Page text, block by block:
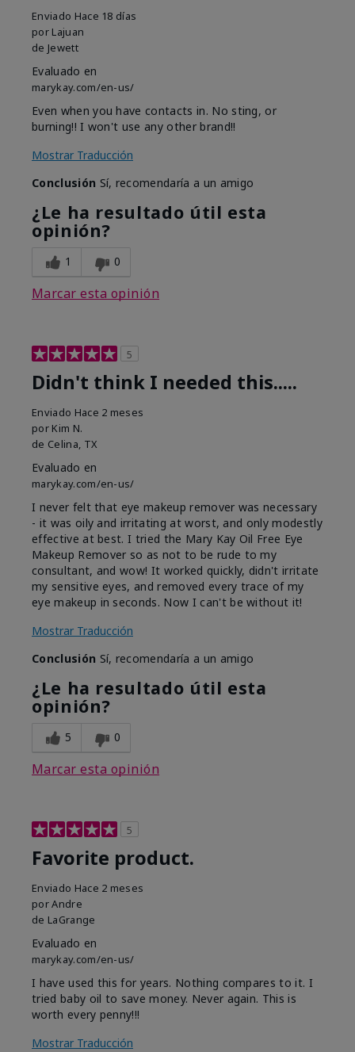
Enviado Hace 18 días
por Lajuan
de Jewett
Evaluado en
marykay.com/en-us/
Even when you have contacts in. No sting, or
burning!! I won't use any other brand!!
Mostrar Traducción
Conclusión Sí, recomendaría a un amigo
¿Le ha resultado útil esta
opinión?
1 0
Marcar esta opinión
5
Didn't think I needed this.....
Enviado Hace 2 meses
por Kim N.
de Celina, TX
Evaluado en
marykay.com/en-us/
I never felt that eye makeup remover was necessary
- it was oily and irritating at worst, and only modestly
effective at best. I tried the Mary Kay Oil Free Eye
Makeup Remover so as not to be rude to my
consultant, and wow! It worked quickly, didn't irritate
my sensitive eyes, and removed every trace of my
eye makeup in seconds. Now I can't be without it!
Mostrar Traducción
Conclusión Sí, recomendaría a un amigo
¿Le ha resultado útil esta
opinión?
5 0
Marcar esta opinión
5
Favorite product.
Enviado Hace 2 meses
porAndre
de LaGrange
Evaluado en
marykay.com/en-us/
I have used this for years. Nothing compares to it. I
tried baby oil to save money. Never again. This is
worth every penny!!!
Mostrar Traducción